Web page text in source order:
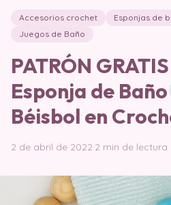
Accesorios crochet
Esponjas de
Juegos de Baño
PATRÓN
Esponja de Baño
Béisbol en
2 de abril de 2022·2 min de lectura